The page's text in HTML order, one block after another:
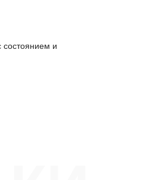
состоянием и